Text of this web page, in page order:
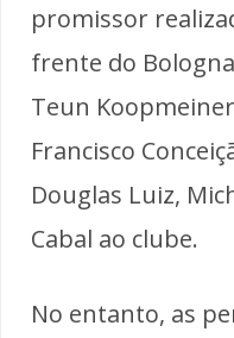
promissor
frente do
Teun
Francisco
Douglas Luiz,
Cabal ao clube.
No entanto, as